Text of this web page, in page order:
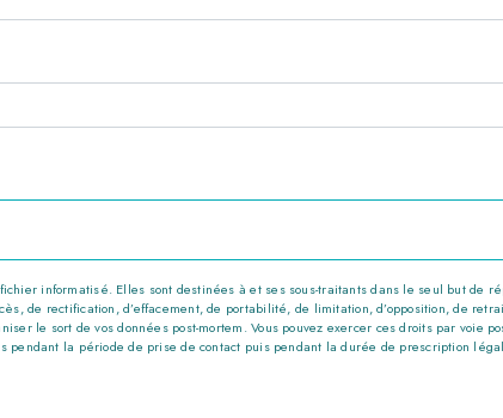
informatisé. Elles sont destinées à et ses sous-traitants dans le seul but de
de rectification, d’effacement, de portabilité, de limitation, d’opposition, de
le sort de vos données post-mortem. Vous pouvez exercer ces droits par voie
pendant la période de prise de contact puis pendant la durée de prescription